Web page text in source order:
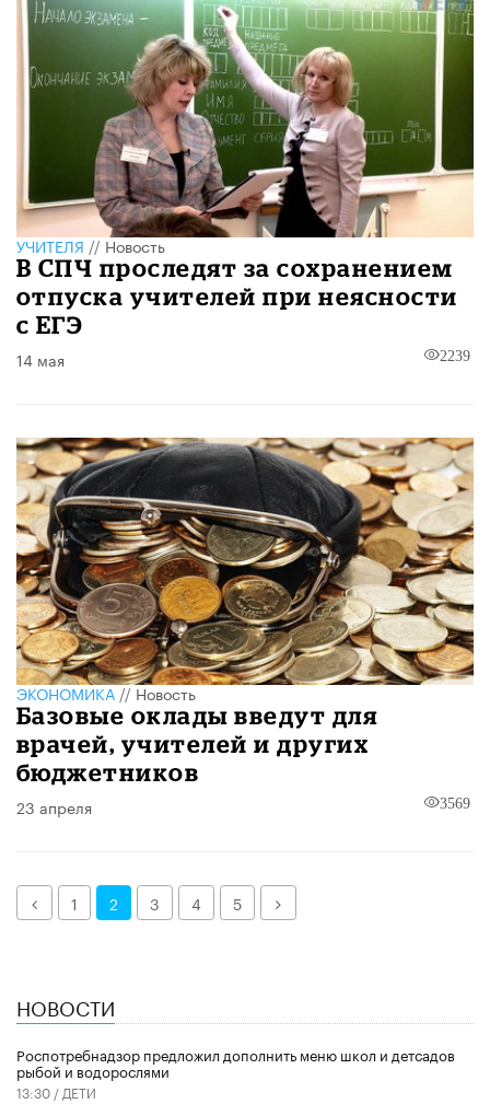
УЧИТЕЛЯ//Новость
В СПЧ проследят за сохранением
отпуска учителей при неясности
с ЕГЭ
14 мая 2239
ЭКОНОМИКА//Новость
Базовые оклады введут для
врачей, учителей и других
бюджетников
23 апреля 3569
Назад1 2 3 4 5 Далее
НОВОСТИ
Роспотребнадзор предложил дополнить меню школ и детсадов
рыбой и водорослями
13:30 / ДЕТИ